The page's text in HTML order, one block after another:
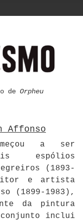
de Orpheu
Affonso
a ser
espólios
(1893-
e artista
(1899-1983),
da pintura
conjunto inclui